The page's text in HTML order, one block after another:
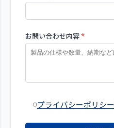
お問い合わせ内容*
プライバシーポリシー